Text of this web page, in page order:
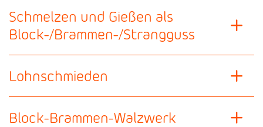
Schmelzen und Gießen als
Block-/Brammen-/Strangguss
Lohnschmieden
Block-Brammen-Walzwerk